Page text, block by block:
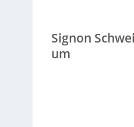
Signon
um